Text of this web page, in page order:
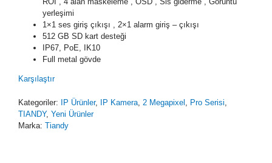
yerleşimi
1×1 ses giriş çıkışı , 2×1 alarm giriş – çıkışı
512 GB SD kart desteği
IP67, PoE, IK10
Full metal gövde
Karşılaştır
Kategoriler: IP Ürünler, IP Kamera, 2 Megapixel , Pro Serisi,
TIANDY, Yeni Ürünler
Marka: Tiandy